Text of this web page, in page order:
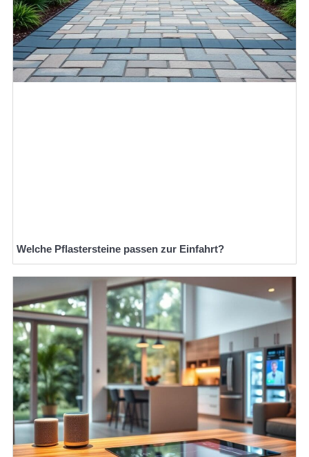
Welche Pflastersteine passen zur Einfahrt?